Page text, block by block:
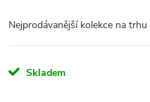
Nejprodávanější kolekce na trhu
Skladem